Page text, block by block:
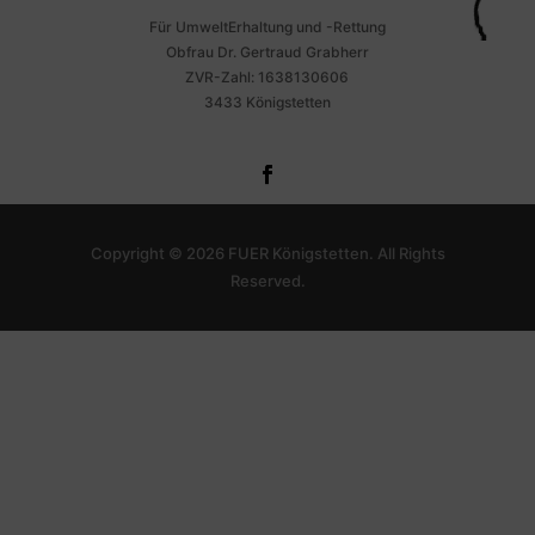
Für UmweltErhaltung und -Rettung
Obfrau Dr. Gertraud Grabherr
ZVR-Zahl: 1638130606
3433 Königstetten
Copyright © 2026 FUER Königstetten. All Rights
Reserved.